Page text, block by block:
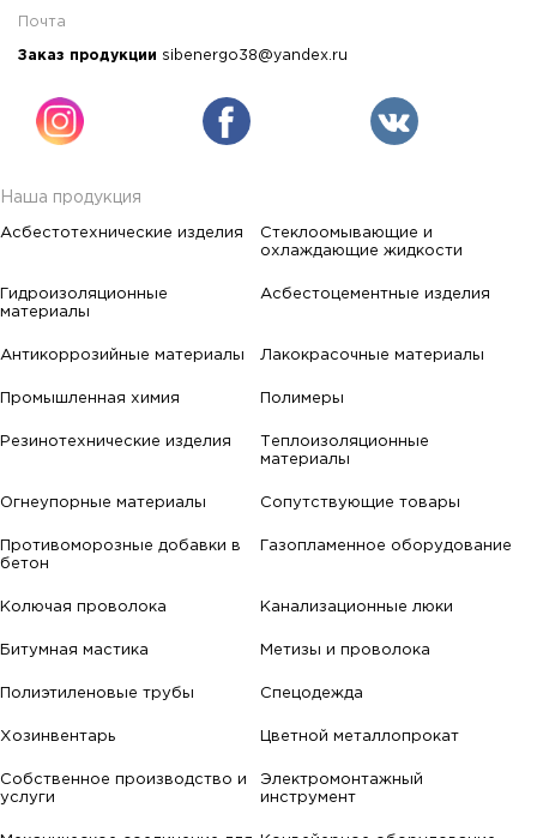
Почта
Заказ продукции sibenergo38@yandex.ru
Наша продукция
Асбестотехнические изделия
Стеклоомывающие и
охлаждающие жидкости
Гидроизоляционные
материалы
Асбестоцементные изделия
Антикоррозийные материалы Лакокрасочные материалы
Промышленная химия Полимеры
Резинотехнические изделия
Теплоизоляционные
материалы
Огнеупорные материалы Сопутствующие товары
Противоморозные добавки в
бетон
Газопламенное оборудование
Колючая проволока Канализационные люки
Битумная мастика Метизы и проволока
Полиэтиленовые трубы Спецодежда
Хозинвентарь Цветной металлопрокат
Собственное производство и
услуги
Электромонтажный
инструмент